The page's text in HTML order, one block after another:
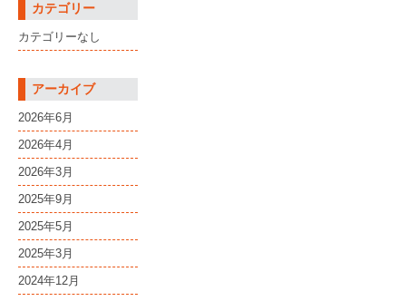
カテゴリー
カテゴリーなし
アーカイブ
2026年6月
2026年4月
2026年3月
2025年9月
2025年5月
2025年3月
2024年12月